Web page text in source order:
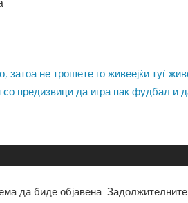
затоа не трошете го живеејќи туѓ
предизвици да игра пак фудбал и
да биде објавена.